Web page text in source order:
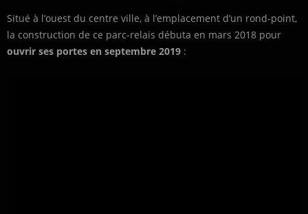
Situé à l’ouest du centre ville, à l’emplacement d’un rond-point,
la construction de ce parc-relais débuta en mars 2018 pour
ouvrir ses portes en septembre 2019 :